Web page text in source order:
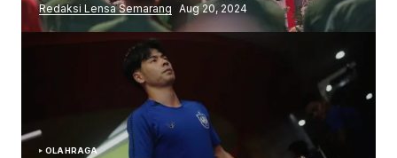
Redaksi Lensa Semarang Aug 20, 2024
OLAHRAGA